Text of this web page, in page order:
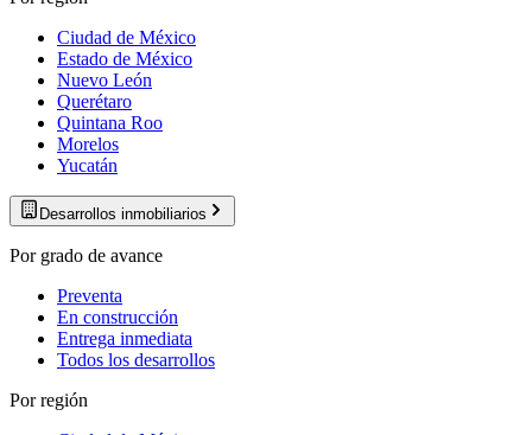
Ciudad de México
Estado de México
Nuevo León
Querétaro
Quintana Roo
Morelos
Yucatán
Desarrollos inmobiliarios
Por grado de avance
Preventa
En construcción
Entrega inmediata
Todos los desarrollos
Por región